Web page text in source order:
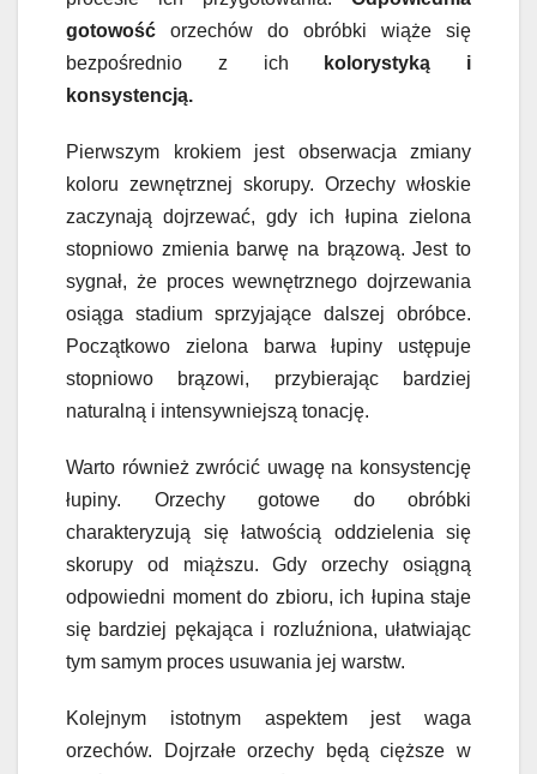
gotowość orzechów do obróbki wiąże się
bezpośrednio z ich
kolorystyką i
konsystencją.
Pierwszym krokiem jest obserwacja zmiany
koloru zewnętrznej skorupy. Orzechy włoskie
zaczynają dojrzewać, gdy ich łupina zielona
stopniowo zmienia barwę na brązową. Jest to
sygnał, że proces wewnętrznego dojrzewania
osiąga stadium sprzyjające dalszej obróbce.
Początkowo zielona barwa łupiny ustępuje
stopniowo brązowi, przybierając bardziej
naturalną i intensywniejszą tonację.
Warto również zwrócić uwagę na konsystencję
łupiny. Orzechy gotowe do obróbki
charakteryzują się łatwością oddzielenia się
skorupy od miąższu. Gdy orzechy osiągną
odpowiedni moment do zbioru, ich łupina staje
się bardziej pękająca i rozluźniona, ułatwiając
tym samym proces usuwania jej warstw.
Kolejnym istotnym aspektem jest waga
orzechów. Dojrzałe orzechy będą cięższe w